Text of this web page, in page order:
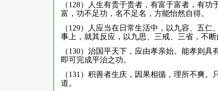
（128）人生有贵于贵者，有富于富者，有
富，功不足功，名不足名，方能怡然自得。
（129）人应当在日常生活中，以九容、五
事上，就其反应，以九思、三戒、三省，不
（130）治国平天下，应由孝亲始。能孝则
即可完成平治之功。
（131）积善者生庆，因果相循，理所不爽
道。